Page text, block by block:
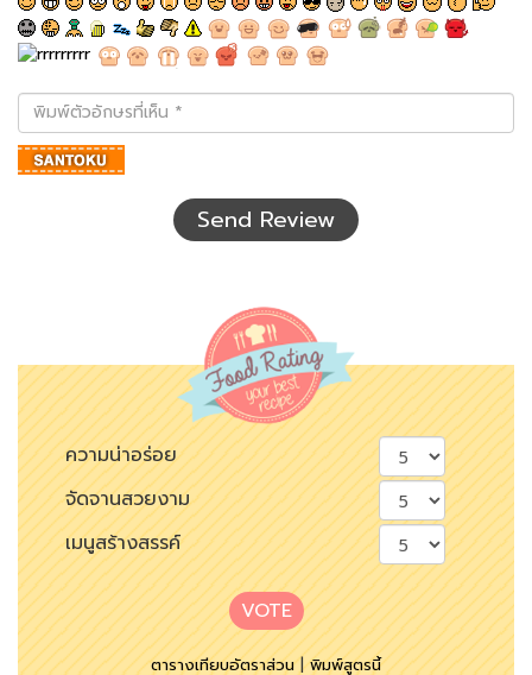
พิมพ์
ตัว
อักษร
ที่
Send Review
ความน่าอร่อย
จัดจานสวยงาม
เมนูสร้างสรรค์
VOTE
ตารางเทียบอัตราส่วน|พิมพ์สูตรนี้